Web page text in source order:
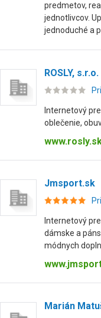
predmetov,
jednotlivcov.
jednoduché a
ROSLY, s.r.o.
Internetový
oblečenie,
Jmsport.sk
Internetový
dámske a
módnych
Marián